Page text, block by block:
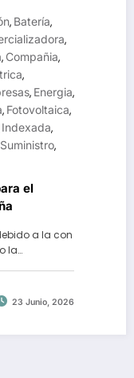
, Batería,
,
, Compañia,
,
, Energia,
, Fotovoltaica,
Indexada,
Suministro,
el
a la con
la…
23 Junio, 2026